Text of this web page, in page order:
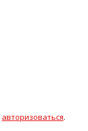
авторизоваться.